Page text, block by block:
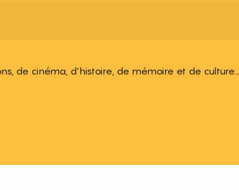
de cinéma, d’histoire, de mémoire et de culture…